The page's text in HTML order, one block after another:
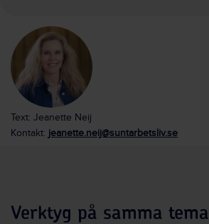
Text: Jeanette Neij
Kontakt: jeanette.neij@suntarbetsliv.se
Verktyg på samma tema